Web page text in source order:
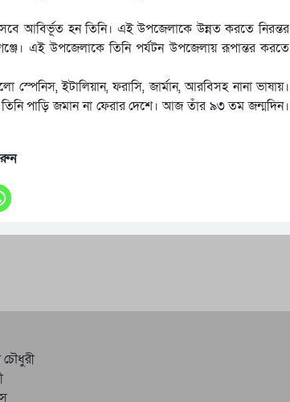
আবির্ভূত হন তিনি। এই উপজেলাকে উন্নত করতে নিরন্তর
এই উপজেলাকে তিনি পর্যটন উপজেলায় রূপান্তর করতে
ইটালিয়ান, ফরাসি, জার্মান, আরবিসহ নানা ভাষায়।
পাড়ি জমান না ফেরার দেশে। আজ তাঁর ৯৩ তম জন্মদিন।